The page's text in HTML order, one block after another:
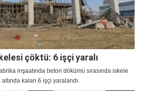
çöktü: 6 işçi yaralı
inşaatında beton dökümü sırasında iskele
kalan 6 işçi yaralandı.